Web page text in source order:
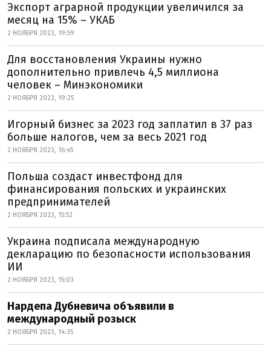
Экспорт аграрной продукции увеличился за
месяц на 15% – УКАБ
2 НОЯБРЯ 2023, 19:59
Для восстановления Украины нужно
дополнительно привлечь 4,5 миллиона
человек – Минэкономики
2 НОЯБРЯ 2023, 19:25
Игорный бизнес за 2023 год заплатил в 37 раз
больше налогов, чем за весь 2021 год
2 НОЯБРЯ 2023, 16:45
Польша создаст инвестфонд для
финансирования польских и украинских
предпринимателей
2 НОЯБРЯ 2023, 15:52
Украина подписала международную
декларацию по безопасности использования
ИИ
2 НОЯБРЯ 2023, 15:03
Нардепа Дубневича объявили в
международный розыск
2 НОЯБРЯ 2023, 14:35